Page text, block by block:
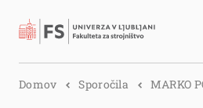
Išči
Domov Sporočila MARKO